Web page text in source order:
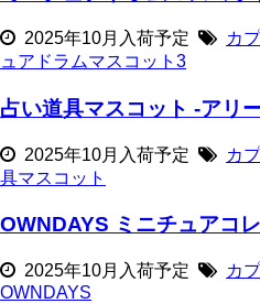
2025年10月入荷予定 カ
ュアドラムマスコット3
占い道具マスコット -アリ
2025年10月入荷予定 カ
具マスコット
OWNDAYS ミニチュアコ
2025年10月入荷予定 カ
OWNDAYS